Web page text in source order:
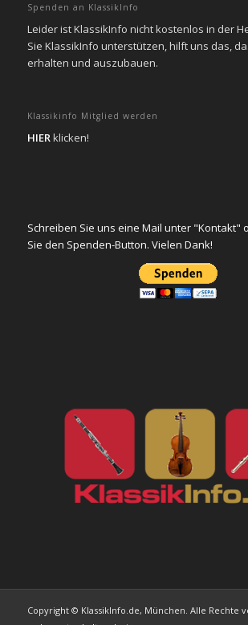
Spenden an KlassikInfo
Leider ist KlassikInfo nicht kostenlos in der
Sie KlassikInfo unterstützen, hilft uns das,
erhalten und auszubauen.
Klassikinfo Mitglied werden
HIERklicken!
Schreiben Sie uns eine Mail unter "Kontakt"
Sie den Spenden-Button. Vielen Dank!
Copyright © KlassikInfo.de, München. Alle Rechte